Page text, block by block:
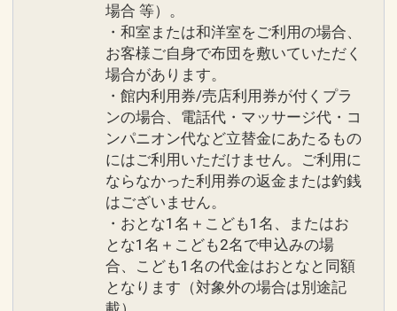
場合 等）。
・和室または和洋室をご利用の場合、
お客様ご自身で布団を敷いていただく
場合があります。
・館内利用券/売店利用券が付くプラ
ンの場合、電話代・マッサージ代・コ
ンパニオン代など立替金にあたるもの
にはご利用いただけません。ご利用に
ならなかった利用券の返金または釣銭
はございません。
・おとな1名＋こども1名、またはお
とな1名＋こども2名で申込みの場
合、こども1名の代金はおとなと同額
となります（対象外の場合は別途記